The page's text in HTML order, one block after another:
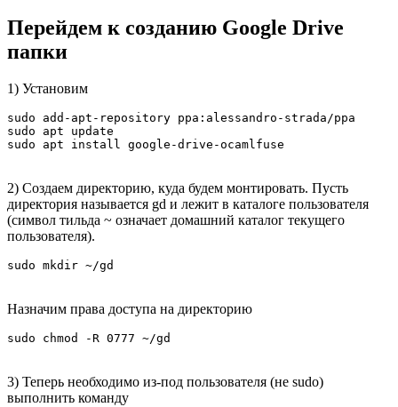
Перейдем к созданию Google Drive
папки
1) Установим
sudo add-apt-repository ppa:alessandro-strada/ppa
sudo apt update
sudo apt install google-drive-ocamlfuse
2) Создаем директорию, куда будем монтировать. Пусть
директория называется gd и лежит в каталоге пользователя
(символ тильда ~ означает домашний каталог текущего
пользователя).
sudo mkdir ~/gd
Назначим права доступа на директорию
sudo chmod -R 0777 ~/gd
3) Теперь необходимо из-под пользователя (не sudo)
выполнить команду